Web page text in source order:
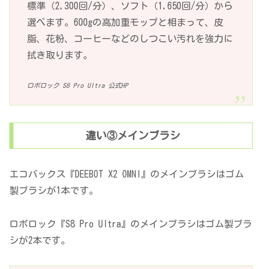
標準（2,300回/分）、ソフト（1,650回/分）から
選べます。600gの高加重モップと相まって、皮
脂、花粉、コーヒーなどのしつこい汚れを強力に
拭き取ります。
ロボロック S8 Pro Ultra 公式HP
違い③メインブラシ
エコバックス『DEEBOT X2 OMNI』のメインブラシはゴム
製ブラシが1本です。
ロボロック『S8 Pro Ultra』のメインブラシはゴム製ブラ
シが2本です。